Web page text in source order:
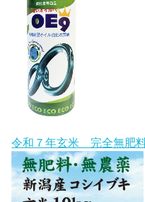
令和７年玄米 完全無肥